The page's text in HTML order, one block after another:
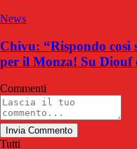
News
Chivu: “Rispondo così
per il Monza! Su
Commenti
Invia Commento
Tutti